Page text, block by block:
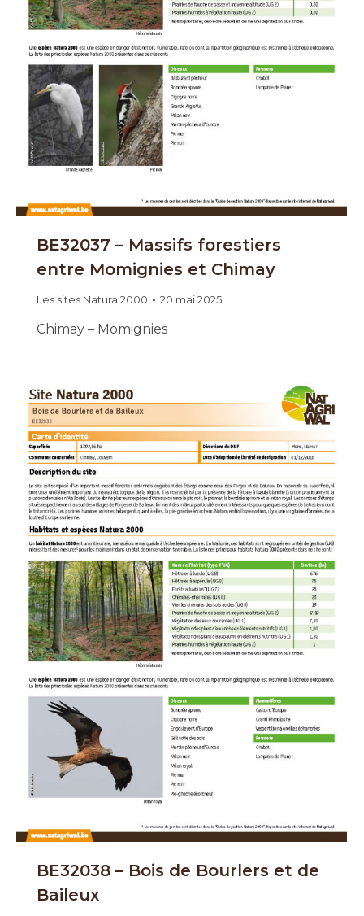
BE32037 – Massifs forestiers
entre Momignies et Chimay
Les sites Natura 2000 20 mai 2025
Chimay – Momignies
BE32038 – Bois de Bourlers et de
Baileux